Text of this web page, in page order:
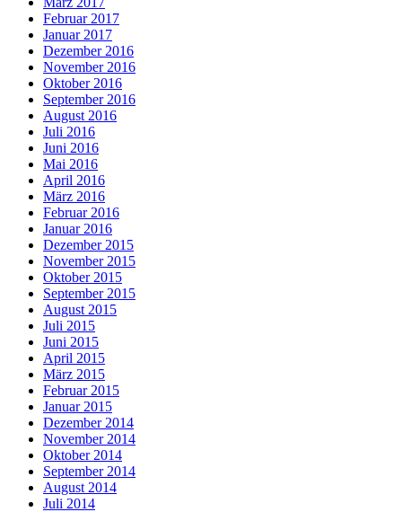
Februar 2017
Januar 2017
Dezember 2016
November 2016
Oktober 2016
September 2016
August 2016
Juli 2016
Juni 2016
Mai 2016
April 2016
März 2016
Februar 2016
Januar 2016
Dezember 2015
November 2015
Oktober 2015
September 2015
August 2015
Juli 2015
Juni 2015
April 2015
März 2015
Februar 2015
Januar 2015
Dezember 2014
November 2014
Oktober 2014
September 2014
August 2014
Juli 2014